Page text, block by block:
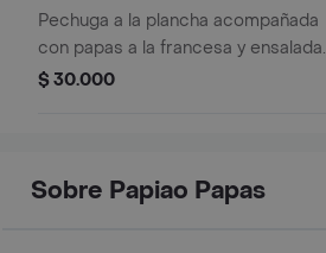
Pechuga a la plancha acompañada
con papas a la francesa y ensalada.
$ 30.000
Sobre Papiao Papas